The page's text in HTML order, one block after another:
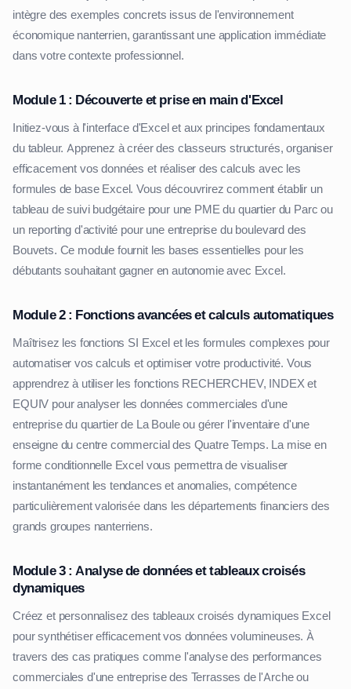
intègre des exemples concrets issus de l'environnement
économique nanterrien, garantissant une application immédiate
dans votre contexte professionnel.
Module 1 : Découverte et prise en main d'Excel
Initiez-vous à l'interface d'Excel et aux principes fondamentaux
du tableur. Apprenez à créer des classeurs structurés, organiser
efficacement vos données et réaliser des calculs avec les
formules de base Excel. Vous découvrirez comment établir un
tableau de suivi budgétaire pour une PME du quartier du Parc ou
un reporting d'activité pour une entreprise du boulevard des
Bouvets. Ce module fournit les bases essentielles pour les
débutants souhaitant gagner en autonomie avec Excel.
Module 2 : Fonctions avancées et calculs automatiques
Maîtrisez les fonctions SI Excel et les formules complexes pour
automatiser vos calculs et optimiser votre productivité. Vous
apprendrez à utiliser les fonctions RECHERCHEV, INDEX et
EQUIV pour analyser les données commerciales d'une
entreprise du quartier de La Boule ou gérer l'inventaire d'une
enseigne du centre commercial des Quatre Temps. La mise en
forme conditionnelle Excel vous permettra de visualiser
instantanément les tendances et anomalies, compétence
particulièrement valorisée dans les départements financiers des
grands groupes nanterriens.
Module 3 : Analyse de données et tableaux croisés
dynamiques
Créez et personnalisez des tableaux croisés dynamiques Excel
pour synthétiser efficacement vos données volumineuses. À
travers des cas pratiques comme l'analyse des performances
commerciales d'une entreprise des Terrasses de l'Arche ou